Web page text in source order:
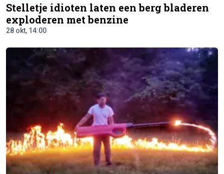
Stelletje idioten laten een berg bladeren
exploderen met benzine
28 okt, 14:00